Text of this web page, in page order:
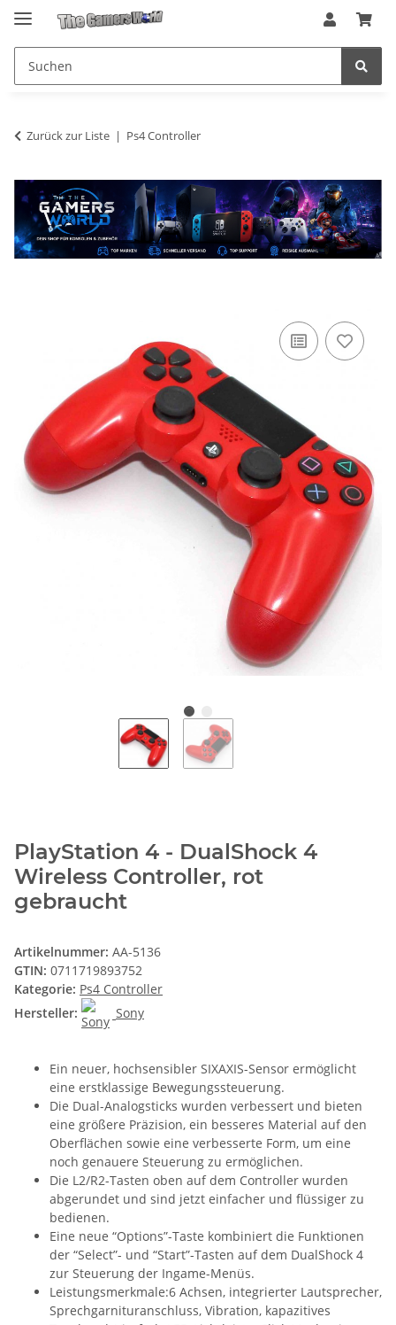
Zurück zur Liste Ps4 Controller
PlayStation 4 - DualShock 4
Wireless Controller, rot
gebraucht
Artikelnummer: AA-5136
GTIN: 0711719893752
Kategorie: Ps4 Controller
Hersteller:
Sony
Ein neuer, hochsensibler SIXAXIS-Sensor ermöglicht
eine erstklassige Bewegungssteuerung.
Die Dual-Analogsticks wurden verbessert und bieten
eine größere Präzision, ein besseres Material auf den
Oberflächen sowie eine verbesserte Form, um eine
noch genauere Steuerung zu ermöglichen.
Die L2/R2-Tasten oben auf dem Controller wurden
abgerundet und sind jetzt einfacher und flüssiger zu
bedienen.
Eine neue “Options”-Taste kombiniert die Funktionen
der “Select”- und “Start”-Tasten auf dem DualShock 4
zur Steuerung der Ingame-Menüs.
Leistungsmerkmale:6 Achsen, integrierter Lautsprecher,
Sprechgarnituranschluss, Vibration, kapazitives